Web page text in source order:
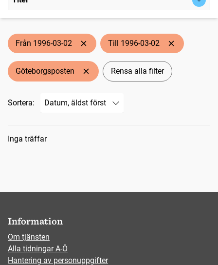
Från 1996-03-02 Till 1996-03-02
Göteborgsposten Rensa alla filter
Sortera:
Sökresultat
Inga träffar
Information
Om tjänsten
Alla tidningar A-Ö
Hantering av personuppgifter